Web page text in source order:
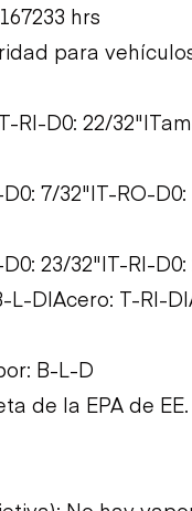
hrs
para
RI-D0: 22/
7/32"|T-RO-
23/32"|T-RI-
D|Acero: T-RI-
B-L-D
de la EPA de